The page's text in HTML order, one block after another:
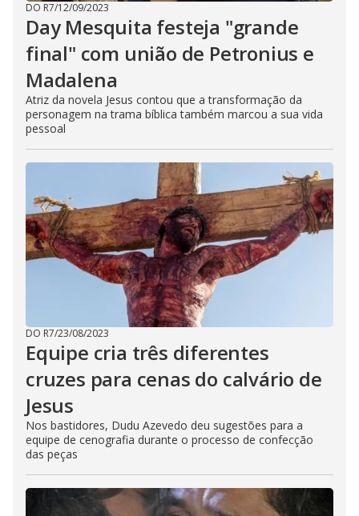
DO R7/12/09/2023
Day Mesquita festeja "grande
final" com união de Petronius e
Madalena
Atriz da novela Jesus contou que a transformação da
personagem na trama bíblica também marcou a sua vida
pessoal
DO R7/23/08/2023
Equipe cria três diferentes
cruzes para cenas do calvário de
Jesus
Nos bastidores, Dudu Azevedo deu sugestões para a
equipe de cenografia durante o processo de confecção
das peças